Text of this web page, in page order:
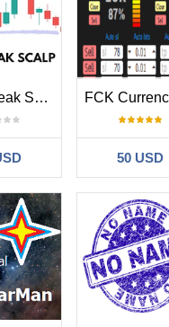
US30 Break Scalp
50 USD